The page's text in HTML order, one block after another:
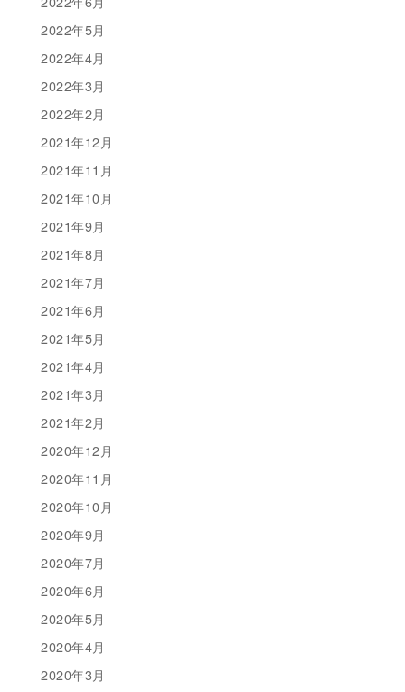
2022年5月
2022年4月
2022年3月
2022年2月
2021年12月
2021年11月
2021年10月
2021年9月
2021年8月
2021年7月
2021年6月
2021年5月
2021年4月
2021年3月
2021年2月
2020年12月
2020年11月
2020年10月
2020年9月
2020年7月
2020年6月
2020年5月
2020年4月
2020年3月